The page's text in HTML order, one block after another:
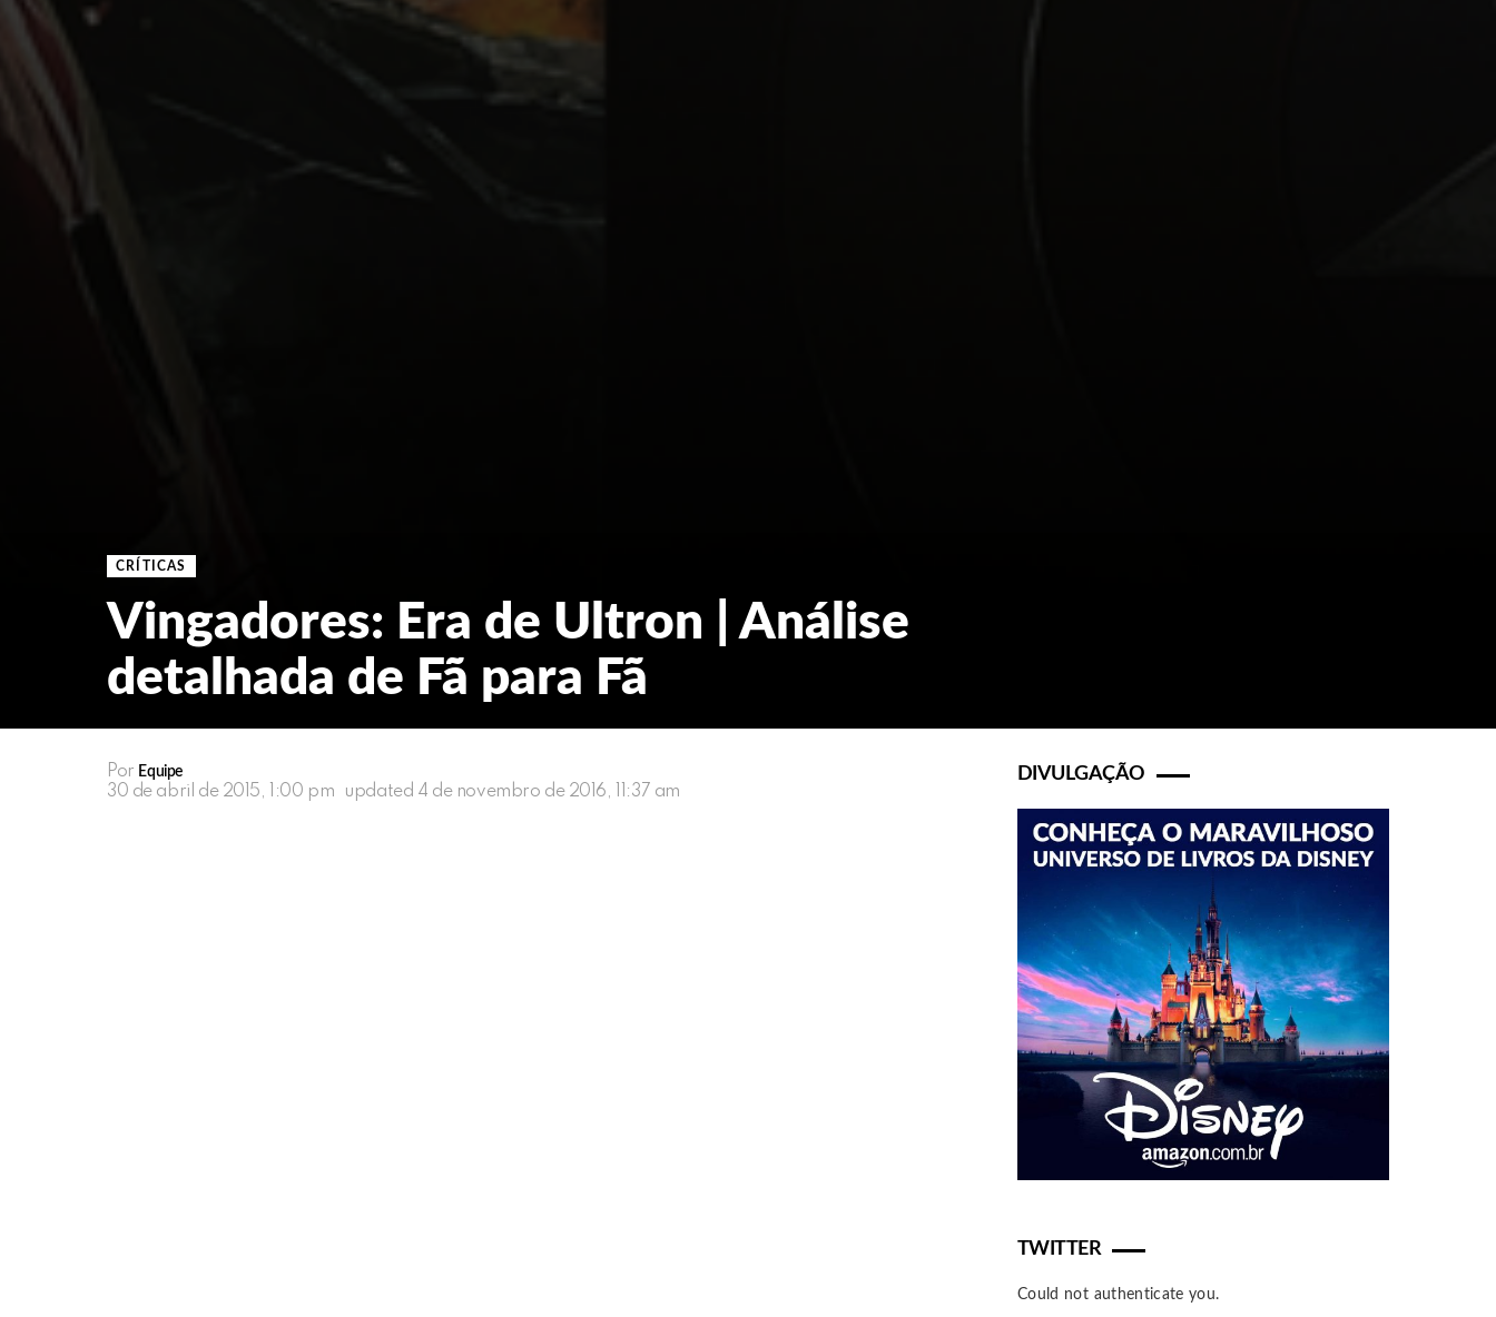
CRÍTICAS
Vingadores: Era de Ultron | Análise
detalhada de Fã para Fã
Por Equipe
30 de abril de 2015, 1:00 pm updated 4 de novembro de 2016, 11:37 am
DIVULGAÇÃO
TWITTER
Could not authenticate you.